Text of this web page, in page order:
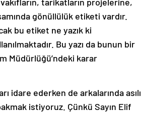
gönüllülük etiketi vardır.
bu etiket ne yazık ki
Bu yazı da bunun bir
Müdürlüğü’ndeki karar
idare ederken de arkalarında asılı
istiyoruz. Çünkü Sayın Elif